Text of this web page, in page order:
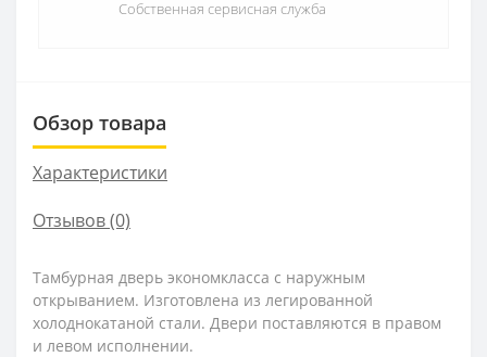
Собственная сервисная служба
Обзор товара
Характеристики
Отзывов (0)
Тамбурная дверь экономкласса с наружным
открыванием. Изготовлена из легированной
холоднокатаной стали. Двери поставляются в правом
и левом исполнении.